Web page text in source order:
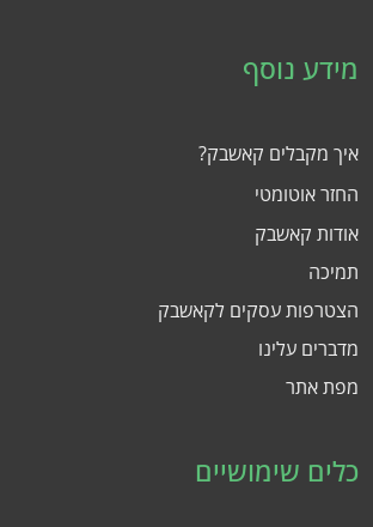
מידע נוסף
איך מקבלים קאשבק?
החזר אוטומטי
אודות קאשבק
תמיכה
הצטרפות עסקים לקאשבק
מדברים עלינו
מפת אתר
כלים שימושיים